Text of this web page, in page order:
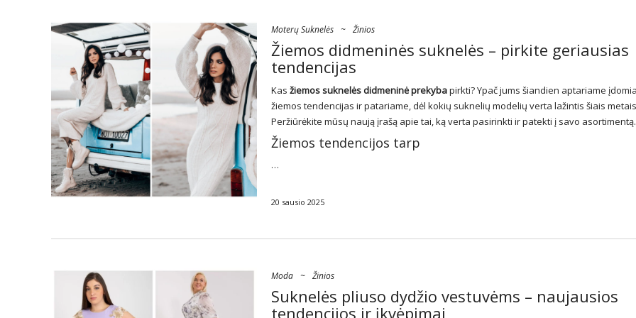
Moterų Suknelės ~ Žinios
Žiemos didmeninės suknelės – pirkite geriausias
tendencijas
Kas žiemossuknelės didmeninė prekybapirkti? Ypač jums šiandien aptariame
žiemos tendencijas ir patariame, dėl kokių suknelių modelių verta lažintis šiais
Peržiūrėkite mūsų naują įrašą apie tai, ką verta pasirinkti ir patekti į savo asortimentą.
Žiemos tendencijos tarp
…
20 sausio 2025
Moda ~ Žinios
Suknelės pliuso dydžio vestuvėms – naujausios
tendencijos ir įkvėpimai